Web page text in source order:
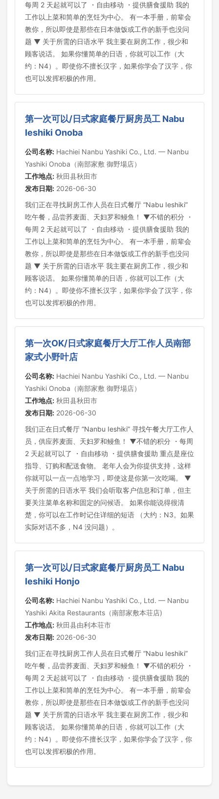
每周 2 天起就可以了 ・自由移动 ・提供膳食援助 我的
工作以上菜和简单的烹饪为中心。 有一本手册，前辈会
教你，所以即使是那些在日本做饭或工作的新手也没问
题 ▼ 关于所需的日语水平 我主要在厨房工作，很少和
顾客说话。 如果你懂简单的日语，你就可以工作（大
约：N4）。即使你不擅长汉字，如果你学会了汉字，你
也可以发挥积极的作用。
第一次可以/日式家庭餐厅厨房员工 Nabu
Ieshiki Onoba
公司名称: Hachiei Nanbu Yashiki Co., Ltd. — Nanbu
Yashiki Onoba（南部家敷 御野場店）
工作地点: 秋田县秋田市
发布日期: 2026-06-30
我们正在寻找厨房工作人员在日式餐厅 “Nabu Ieshiki”
吃午餐，品尝荞麦面、天妇罗和鳗鱼！ ▼不错的积分 ・
每周 2 天起就可以了 ・自由移动 ・提供膳食援助 我的
工作以上菜和简单的烹饪为中心。 有一本手册，前辈会
教你，所以即使是那些在日本做饭或工作的新手也没问
题 ▼ 关于所需的日语水平 我主要在厨房工作，很少和
顾客说话。 如果你懂简单的日语，你就可以工作（大
约：N4）。即使你不擅长汉字，如果你学会了汉字，你
也可以发挥积极的作用。
第一次OK/日式家庭餐厅大厅工作人员南部
家式小野叶店
公司名称: Hachiei Nanbu Yashiki Co., Ltd. — Nanbu
Yashiki Onoba（南部家敷 御野場店）
工作地点: 秋田县秋田市
发布日期: 2026-06-30
我们正在日式餐厅 “Nanbu Ieshiki” 寻找午餐大厅工作人
员，供应荞麦面、天妇罗和鳗鱼！ ▼不错的积分 ・每周
2 天起就可以了 ・自由移动 ・提供膳食援助 重点是座位
指导、订购和配送食物。 老年人会为你提供支持，这样
你就可以一点一点地学习，即使这是你第一次吃喝。 ▼
关于所需的日语水平 我们会听取客户信息和订单，但主
要关注菜单名称和固定的问候语。 如果你能说得很清
楚，你可以在工作时记住详细的短语 （大约：N3。如果
实际对话不多，N4 没问题）。
第一次可以/日式家庭餐厅厨房员工 Nabu
Ieshiki Honjo
公司名称: Hachiei Nanbu Yashiki Co., Ltd. — Nanbu
Yashiki Akita Restaurants（南部家敷本荘店)
工作地点: 秋田县由利本荘市
发布日期: 2026-06-30
我们正在寻找厨房工作人员在日式餐厅 “Nabu Ieshiki”
吃午餐，品尝荞麦面、天妇罗和鳗鱼！ ▼不错的积分 ・
每周 2 天起就可以了 ・自由移动 ・提供膳食援助 我的
工作以上菜和简单的烹饪为中心。 有一本手册，前辈会
教你，所以即使是那些在日本做饭或工作的新手也没问
题 ▼ 关于所需的日语水平 我主要在厨房工作，很少和
顾客说话。 如果你懂简单的日语，你就可以工作（大
约：N4）。即使你不擅长汉字，如果你学会了汉字，你
也可以发挥积极的作用。